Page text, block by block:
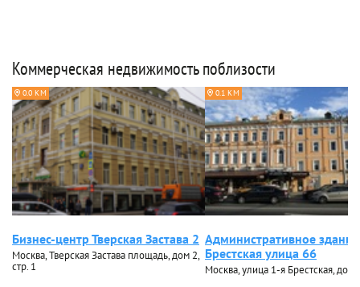
Коммерческая недвижимость поблизости
0.0 КМ
Бизнес-центр Тверская Застава 2
Москва, Тверская Застава площадь, дом 2,
стр. 1
0.1 КМ
Административное
Брестская улица 66
Москва, улица 1-я Брестская, дом